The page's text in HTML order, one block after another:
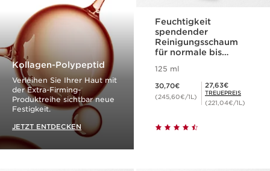
Kollagen-Polypeptid
Verleihen Sie Ihrer Haut mit
der Extra-Firming-
Produktreihe sichtbar neue
Festigkeit.
JETZT ENTDECKEN
Feuchtigkeit
spendender
Reinigungsschaum
für normale bis
125 ml
30,70€
(245,60€/1L)
Mitgliederpreis 27,63€
27,63€
TREUEPREIS
(221,04€/1L)